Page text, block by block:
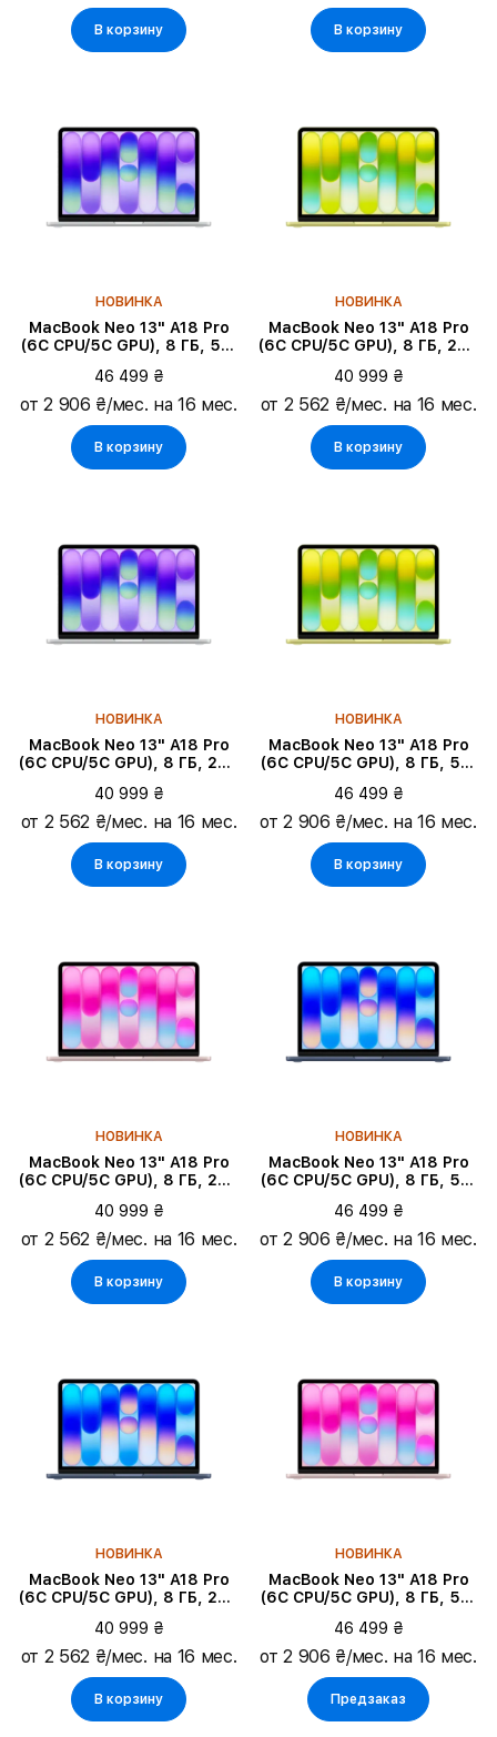
Количество ядер процессора
Подтип продукта
В корзину В корзину
НОВИНКА
MacBook Neo 13" A18 Pro
(6C CPU/5C GPU), 8 ГБ, 512
46 499 ₴
от 2 906 ₴/мес. на 16 мес.
В корзину
НОВИНКА
MacBook Neo 13" A18 Pro
(6C CPU/5C GPU), 8 ГБ, 256
40 999 ₴
от 2 562 ₴/мес. на 16 мес.
В корзину
НОВИНКА
MacBook Neo 13" A18 Pro
(6C CPU/5C GPU), 8 ГБ, 256
40 999 ₴
от 2 562 ₴/мес. на 16 мес.
В корзину
НОВИНКА
MacBook Neo 13" A18 Pro
(6C CPU/5C GPU), 8 ГБ, 512
46 499 ₴
от 2 906 ₴/мес. на 16 мес.
В корзину
НОВИНКА
MacBook Neo 13" A18 Pro
(6C CPU/5C GPU), 8 ГБ, 256
40 999 ₴
от 2 562 ₴/мес. на 16 мес.
В корзину
НОВИНКА
MacBook Neo 13" A18 Pro
(6C CPU/5C GPU), 8 ГБ, 512
46 499 ₴
от 2 906 ₴/мес. на 16 мес.
В корзину
НОВИНКА
MacBook Neo 13" A18 Pro
(6C CPU/5C GPU), 8 ГБ, 256
40 999 ₴
от 2 562 ₴/мес. на 16 мес.
В корзину
НОВИНКА
MacBook Neo 13" A18 Pro
(6C CPU/5C GPU), 8 ГБ, 512
46 499 ₴
от 2 906 ₴/мес. на 16 мес.
Предзаказ